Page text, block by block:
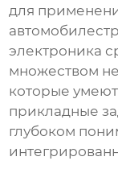
для
электроника
множеством
которые
прикладные
глубоком